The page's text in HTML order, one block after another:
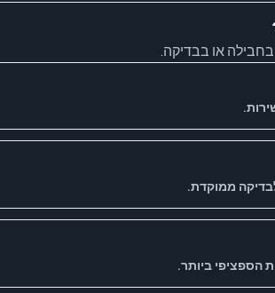
או בבדיקה.
ממוקדת.
הספציפי ביותר.